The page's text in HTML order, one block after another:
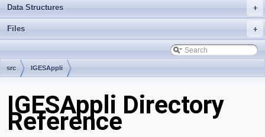
+
Data Structures
+
Files
src IGESAppli
IGESAppli Directory
Reference